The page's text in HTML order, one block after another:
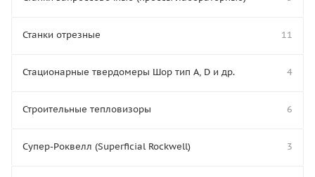
Станки отрезные 11
Стационарные твердомеры Шор тип А, D и др. 4
Строительные тепловизоры 6
Супер-Роквелл (Superficial Rockwell) 3